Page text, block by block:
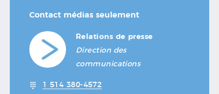
Contact médias seulement
Relations de presse
Direction des
communications
1 514 380-4572